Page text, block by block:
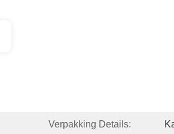
Verpakking Details: